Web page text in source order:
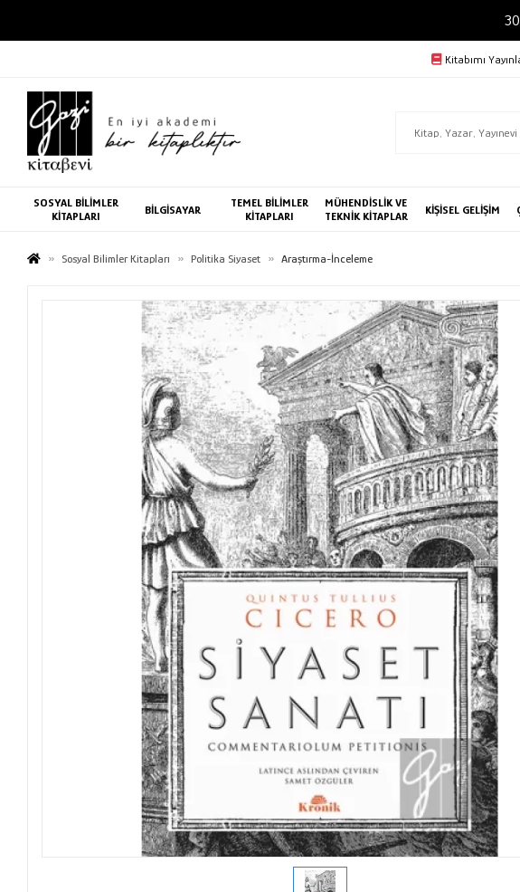
Kitabımı
SOSYAL BİLİMLER
KİTAPLARI
BİLGİSAYAR
TEMEL BİLİMLER
KİTAPLARI
MÜHENDİSLİK VE
TEKNİK KİTAPLAR
KİŞİSEL GELİŞİM
Sosyal Bilimler Kitapları Politika Siyaset Araştırma-İnceleme